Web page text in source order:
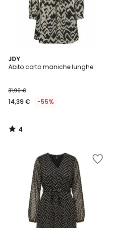
JDY
Abito corto maniche lunghe
31,99 €
14,39 € -55%
4
/
4
/